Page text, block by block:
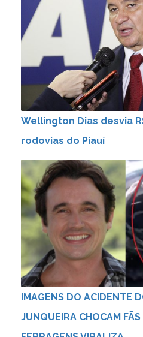
Wellington Dias desvia
rodovias do Piauí
IMAGENS DO ACIDENTE
JUNQUEIRA CHOCAM